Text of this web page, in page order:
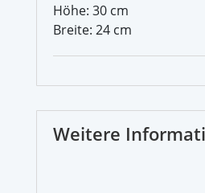
Höhe: 30 cm
Breite: 24 cm
Weitere